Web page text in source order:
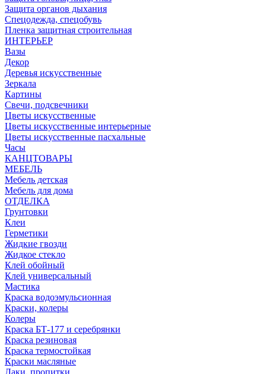
Защита органов дыхания
Спецодежда, спецобувь
Пленка защитная строительная
ИНТЕРЬЕР
Вазы
Декор
Деревья искусственные
Зеркала
Картины
Свечи, подсвечники
Цветы искусственные
Цветы искусственные интерьерные
Цветы искусственные пасхальные
Часы
КАНЦТОВАРЫ
МЕБЕЛЬ
Мебель детская
Мебель для дома
ОТДЕЛКА
Грунтовки
Клеи
Герметики
Жидкие гвозди
Жидкое стекло
Клей обойный
Клей универсальный
Мастика
Краска водоэмульсионная
Краски, колеры
Колеры
Краска БТ-177 и серебрянки
Краска резиновая
Краска термостойкая
Краски масляные
Лаки, пропитки